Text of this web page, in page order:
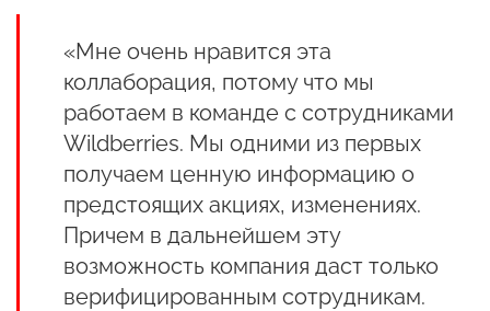
«Мне очень нравится эта
коллаборация, потому что мы
работаем в команде с сотрудниками
Wildberries. Мы одними из первых
получаем ценную информацию о
предстоящих акциях, изменениях.
Причем в дальнейшем эту
возможность компания даст только
верифицированным сотрудникам.